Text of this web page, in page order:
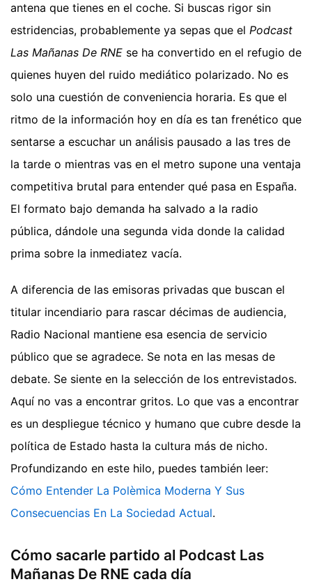
antena que tienes en el coche. Si buscas rigor sin
estridencias, probablemente ya sepas que el Podcast
Las Mañanas De RNE se ha convertido en el refugio de
quienes huyen del ruido mediático polarizado. No es
solo una cuestión de conveniencia horaria. Es que el
ritmo de la información hoy en día es tan frenético que
sentarse a escuchar un análisis pausado a las tres de
la tarde o mientras vas en el metro supone una ventaja
competitiva brutal para entender qué pasa en España.
El formato bajo demanda ha salvado a la radio
pública, dándole una segunda vida donde la calidad
prima sobre la inmediatez vacía.
A diferencia de las emisoras privadas que buscan el
titular incendiario para rascar décimas de audiencia,
Radio Nacional mantiene esa esencia de servicio
público que se agradece. Se nota en las mesas de
debate. Se siente en la selección de los entrevistados.
Aquí no vas a encontrar gritos. Lo que vas a encontrar
es un despliegue técnico y humano que cubre desde la
política de Estado hasta la cultura más de nicho.
Profundizando en este hilo, puedes también leer:
Cómo Entender La Polèmica Moderna Y Sus
Consecuencias En La Sociedad Actual.
Cómo sacarle partido al Podcast Las
Mañanas De RNE cada día